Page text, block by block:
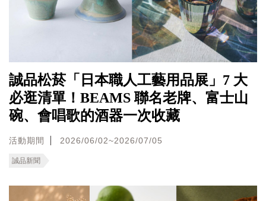
誠品松菸「日本職人工藝用品展」7 大
必逛清單！BEAMS 聯名老牌、富士山
碗、會唱歌的酒器一次收藏
活動期間 2026/06/02~2026/07/05
誠品新聞